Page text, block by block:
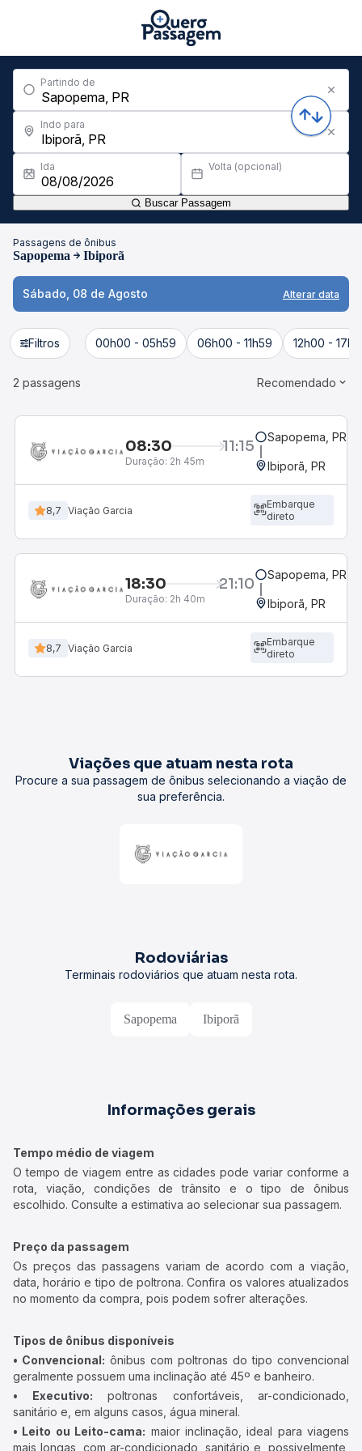
Partindo de
Indo para
Ida Volta (opcional)
Buscar Passagem
Passagens de ônibus
Sapopema Ibiporã
Sábado, 08 de Agosto Alterar data
Filtros 00h00 - 05h59 06h00 - 11h59 12h00 -
2 passagens Recomendado
08:30 11:15
Duração: 2h 45m
Sapopema, PR
Ibiporã, PR
8,7 Viação Garcia
Embarque
direto
18:30 21:10
Duração: 2h 40m
Sapopema, PR
Ibiporã, PR
8,7 Viação Garcia
Embarque
direto
Viações que atuam nesta rota
Procure a sua passagem de ônibus selecionando a viação de
sua preferência.
Rodoviárias
Terminais rodoviários que atuam nesta rota.
Sapopema Ibiporã
Informações gerais
Tempo médio de viagem
O tempo de viagem entre as cidades pode variar conforme a
rota, viação, condições de trânsito e o tipo de ônibus
escolhido. Consulte a estimativa ao selecionar sua passagem.
Preço da passagem
Os preços das passagens variam de acordo com a viação,
data, horário e tipo de poltrona. Confira os valores atualizados
no momento da compra, pois podem sofrer alterações.
Tipos de ônibus disponíveis
• Convencional: ônibus com poltronas do tipo convencional
geralmente possuem uma inclinação até 45º e banheiro.
• Executivo: poltronas confortáveis, ar-condicionado,
sanitário e, em alguns casos, água mineral.
• Leito ou Leito-cama: maior inclinação, ideal para viagens
mais longas, com ar-condicionado, sanitário e, possivelmente,